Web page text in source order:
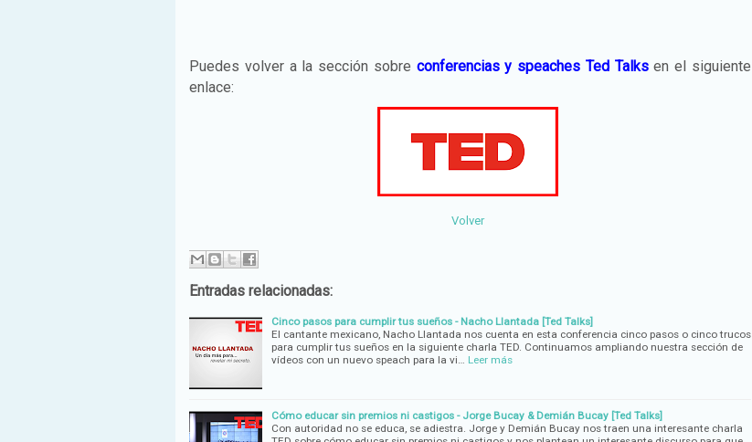
Puedes volver a la sección sobre conferencias y speaches Ted Talksen el siguiente
enlace:
Volver
Entradas relacionadas:
Cinco pasos para cumplir tus sueños - Nacho Llantada [Ted Talks]
El cantante mexicano, Nacho Llantada nos cuenta en esta conferencia cinco pasos o cinco trucos
para cumplir tus sueños en la siguiente charla TED. Continuamos ampliando nuestra sección de
vídeos con un nuevo speach para la vi… Leer más
Cómo educar sin premios ni castigos - Jorge Bucay & Demián Bucay [Ted Talks]
Con autoridad no se educa, se adiestra. Jorge y Demián Bucay nos traen una interesante charla